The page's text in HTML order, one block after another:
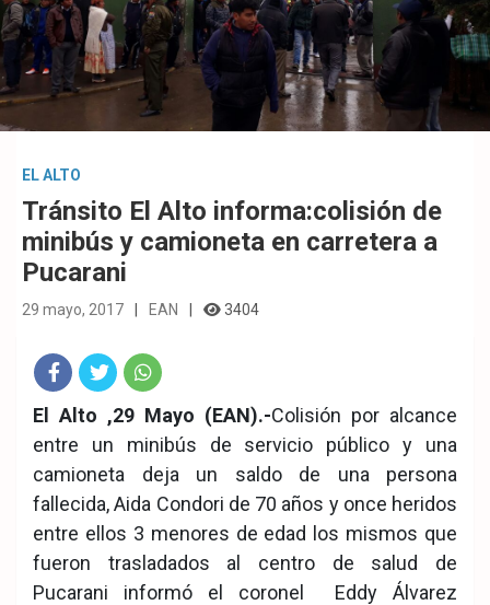
EL ALTO
Tránsito El Alto informa:colisión de
minibús y camioneta en carretera a
Pucarani
29 mayo, 2017 EAN 3404
Fac
eb
ook
Twit
ter
Wha
tsA
pp
El Alto ,29 Mayo (EAN).-Colisión por alcance
entre un minibús de servicio público y una
camioneta deja un saldo de una persona
fallecida, Aida Condori de 70 años y once heridos
entre ellos 3 menores de edad los mismos que
fueron trasladados al centro de salud de
Pucarani informó el coronel Eddy Álvarez